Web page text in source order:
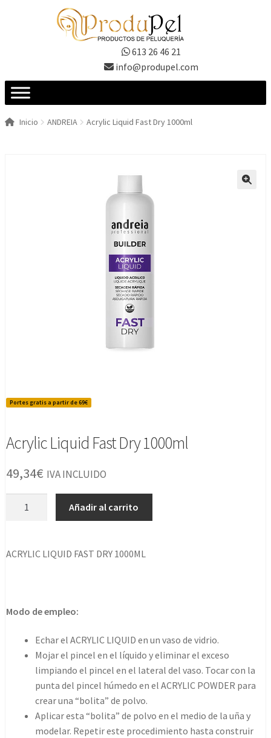
613 26 46 21
info@produpel.com
Inicio ANDREIA Acrylic Liquid Fast Dry 1000ml
Portes gratis a partir de 69€
Acrylic Liquid Fast Dry 1000ml
49,34€ IVA INCLUIDO
1000ml
Añadir al carrito
ACRYLIC LIQUID FAST DRY 1000ML
Modo de empleo:
Echar el ACRYLIC LIQUID en un vaso de vidrio.
Mojar el pincel en el líquido y eliminar el exceso
limpiando el pincel en el lateral del vaso. Tocar con la
punta del pincel húmedo en el ACRYLIC POWDER para
crear una “bolita” de polvo.
Aplicar esta “bolita” de polvo en el medio de la uña y
modelar. Repetir este procedimiento hasta construir